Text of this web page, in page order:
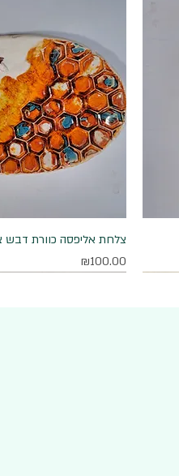
תצוגה
צלחת אליפסה כוורת דבש
מחיר
₪100.00